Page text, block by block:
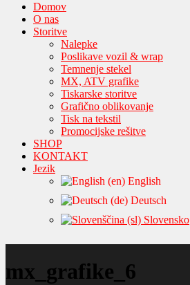
Domov
O nas
Storitve
Nalepke
Poslikave vozil & wrap
Temnenje stekel
MX, ATV grafike
Tiskarske storitve
Grafično oblikovanje
Tisk na tekstil
Promocijske rešitve
SHOP
KONTAKT
Jezik
English
Deutsch
Slovensko
mx_grafike_6